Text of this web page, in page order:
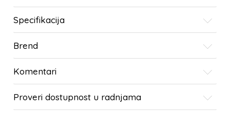
Specifikacija
Brend
Komentari
Proveri dostupnost u radnjama